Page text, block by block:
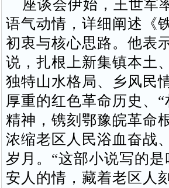
座谈会伊始，王世军
语气动情，详细阐述《
初衷与核心思路。他表
说，扎根上新集镇本土
独特山水格局、乡风民
厚重的红色革命历史、
精神，镌刻鄂豫皖革命
浓缩老区人民浴血奋战
岁月。“这部小说写的
安人的情，藏着老区人